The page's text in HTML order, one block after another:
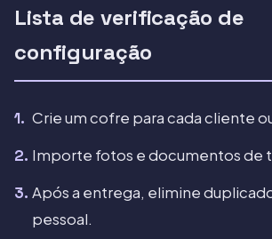
Lista de verificação de
configuração
Crie um cofre para cada cliente
Importe fotos e documentos de
Após a entrega, elimine
pessoal.